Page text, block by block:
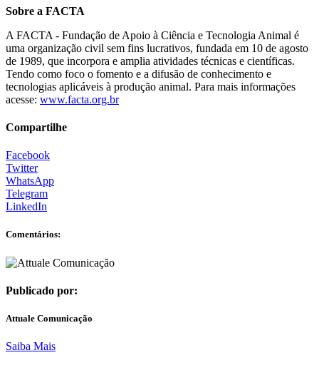
Sobre a FACTA
A FACTA - Fundação de Apoio à Ciência e Tecnologia Animal é
uma organização civil sem fins lucrativos, fundada em 10 de agosto
de 1989, que incorpora e amplia atividades técnicas e científicas.
Tendo como foco o fomento e a difusão de conhecimento e
tecnologias aplicáveis à produção animal. Para mais informações
acesse: www.facta.org.br
Compartilhe
Facebook
Twitter
WhatsApp
Telegram
LinkedIn
Comentários:
Publicado por:
Attuale Comunicação
Saiba Mais